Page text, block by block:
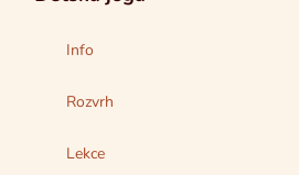
Info
Rozvrh
Lekce